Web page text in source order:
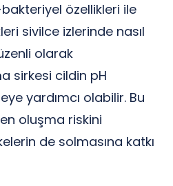
özellikleri ile
sivilce izlerinde nasıl
olarak
sirkesi cildin pH
yardımcı olabilir. Bu
oluşma riskini
de solmasına katkı